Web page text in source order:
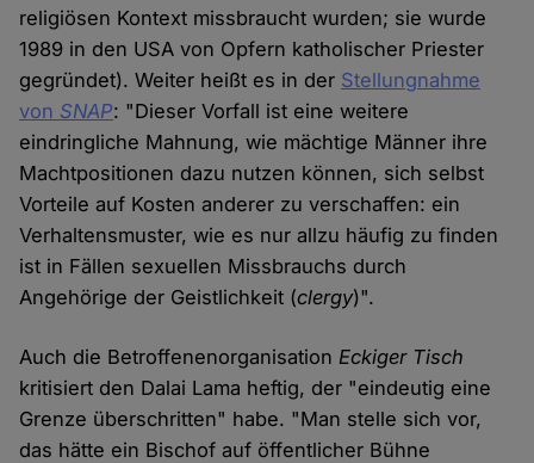
religiösen Kontext missbraucht wurden; sie wurde
1989 in den USA von Opfern katholischer Priester
gegründet). Weiter heißt es in der Stellungnahme
von SNAP: "Dieser Vorfall ist eine weitere
eindringliche Mahnung, wie mächtige Männer ihre
Machtpositionen dazu nutzen können, sich selbst
Vorteile auf Kosten anderer zu verschaffen: ein
Verhaltensmuster, wie es nur allzu häufig zu finden
ist in Fällen sexuellen Missbrauchs durch
Angehörige der Geistlichkeit (clergy)".
Auch die Betroffenenorganisation Eckiger Tisch
kritisiert den Dalai Lama heftig, der "eindeutig eine
Grenze überschritten" habe. "Man stelle sich vor,
das hätte ein Bischof auf öffentlicher Bühne